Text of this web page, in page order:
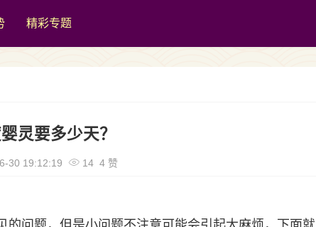
精彩专题
灵要多少天？
30 19:12:19 14 4 赞